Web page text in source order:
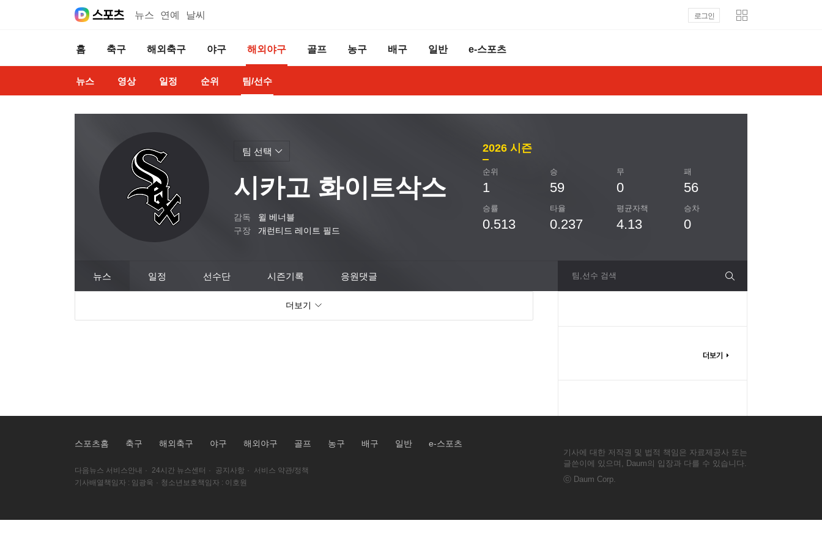
뉴스 연예 날씨 로그인
홈 축구 해외축구 야구 해외야구 골프 농구 배구 일반 e-스포츠
뉴스 영상 일정 순위 팀/선수
시카고 화이트삭스
감독
윌 베너블
구장
개런티드 레이트 필드
2026 시즌
순위
1
승
59
무
0
패
56
승률
0.513
타율
0.237
평균자책
4.13
승차
0
팀 선택
팀,선수 검색
뉴스 일정 선수단 시즌기록 응원댓글
더보기
스포츠홈 축구 해외축구 야구 해외야구 골프 농구 배구 일반 e-스포츠
다음뉴스 서비스안내 · 24시간 뉴스센터 · 공지사항 ·
서비스 약관/정책
기사배열책임자 : 임광욱 · 청소년보호책임자 : 이호원
기사에 대한 저작권 및 법적 책임은 자료제공사 또는
글쓴이에 있으며, Daum의 입장과 다를 수 있습니다.
ⓒ Daum Corp.